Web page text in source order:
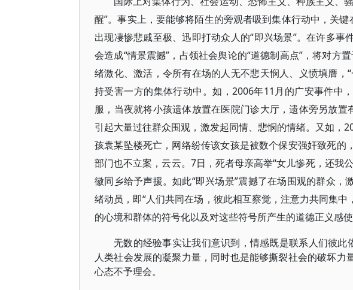
醒”。事实上，要能够将陌生的旁观者吸到集体行动中，关
出现凄惨悲戚至极、迅即打动众人的“即兴场景”。在许多
会造成“情景震撼”，占领社会舆论的“道德制高点”，将对方
绪激化、激活，令所有在场的人无不悲天悯人、义愤填膺，
持受害一方的集体行动中。如，2006年11月的广安事件中
服，当夜就将小孩遗体放置在医院门诊大厅，遗体旁另放置
引起大量过往群众围观，激发起同情、悲悯的情绪。又如，
孩袁某坠楼死亡，网络纷传该女孩是被数个保安强奸致死的
部门也不立案，云云。7日，死者母亲高举“女儿惨死，还我
徽同乡给予声援。如此“即兴场景”震撼了在场围观的群众
绪动员，即“人们共同在场，彼此相互察觉，注意力共同集
的心境和群体的符号化以及对这些符号所产生的道德正义感
无数的经验事实让我们意识到，情感既是联系人们彼此
人类社会发展的凝聚力量，同时也是能够撕裂社会的破坏力
心态不予理会。